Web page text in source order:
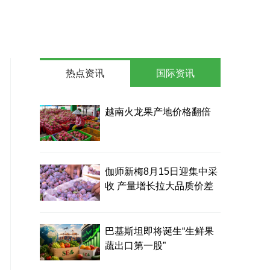
热点资讯
越南火龙果产地价格翻倍
伽师新梅8月15日迎集中采
收 产量增长拉大品质价差
巴基斯坦即将诞生“生鲜果
蔬出口第一股”
国际资讯